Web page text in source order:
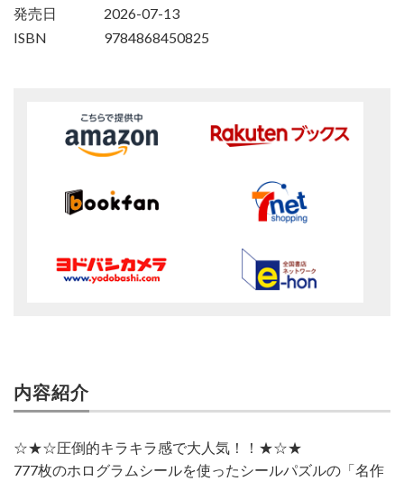
発売日
2026-07-13
ISBN
9784868450825
内容紹介
☆★☆圧倒的キラキラ感で大人気！！★☆★
777枚のホログラムシールを使ったシールパズルの「名作